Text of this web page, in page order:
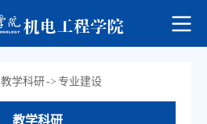
教学科研-> 专业建设
教学科研